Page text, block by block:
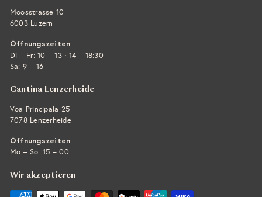
Moosstrasse 10
6003 Luzern
Öffnungszeiten
Di – Fr: 10 – 13 · 14 – 18:30
Sa: 9 – 16
Cantina Lenzerheide
Voa Principala 25
7078 Lenzerheide
Öffnungszeiten
Mo – So: 15 – 00
Wir akzeptieren